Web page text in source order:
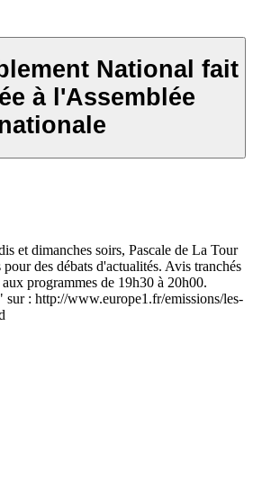
National fait
à l'Assemblée
et dimanches soirs, Pascale de La Tour
des débats d'actualités. Avis tranchés
programmes de 19h30 à 20h00.
: http://www.europe1.fr/emissions/les-